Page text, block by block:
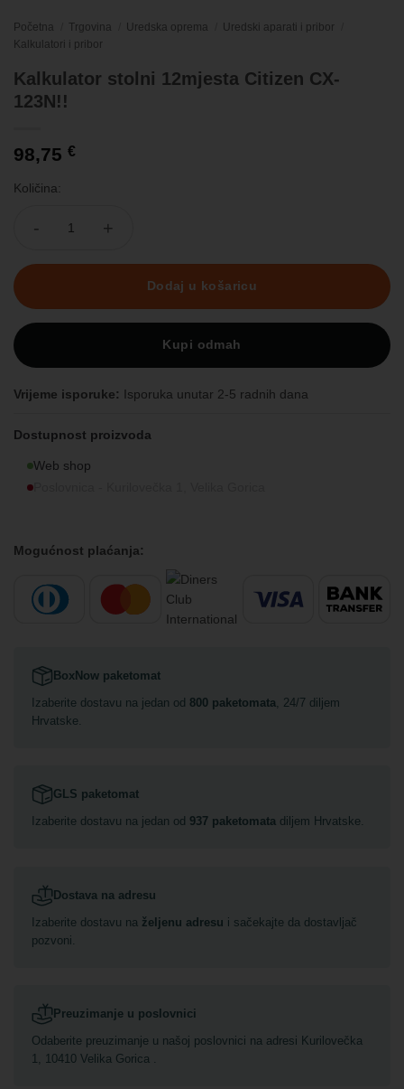
Početna Trgovina Uredska oprema Uredski aparati i pribor
Kalkulatori i pribor
Kalkulator stolni 12mjesta Citizen CX-
123N!!
98,75 €
Količina:
Dodaj u košaricu
Kupi odmah
Vrijeme isporuke: Isporuka unutar 2-5 radnih dana
Dostupnost proizvoda
Web shop
Mogućnost plaćanja:
BoxNow paketomat
Izaberite dostavu na jedan od 800 paketomata , 24/7 diljem
Hrvatske.
GLS paketomat
Izaberite dostavu na jedan od 937 paketomatadiljem Hrvatske.
Dostava na adresu
Izaberite dostavu na željenu adresu i sačekajte da dostavljač
pozvoni.
Preuzimanje u poslovnici
Odaberite preuzimanje u našoj poslovnici na adresi Kurilovečka
1, 10410 Velika Gorica .